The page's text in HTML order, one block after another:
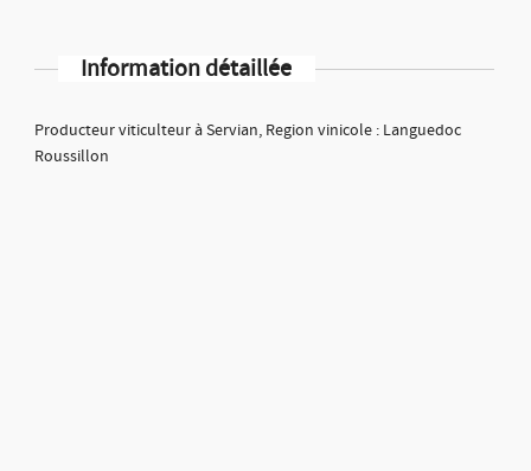
Information détaillée
Producteur viticulteur à Servian, Region vinicole : Languedoc
Roussillon